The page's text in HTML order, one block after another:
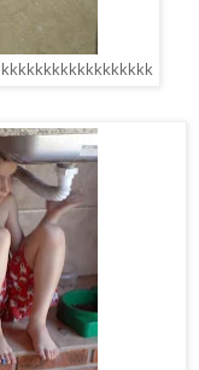
kkkkkkkkkkkkkkkkkk